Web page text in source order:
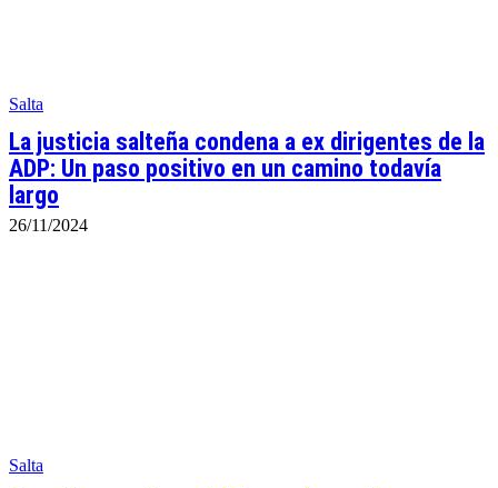
Salta
La justicia salteña condena a ex dirigentes de la
ADP: Un paso positivo en un camino todavía
largo
26/11/2024
Salta